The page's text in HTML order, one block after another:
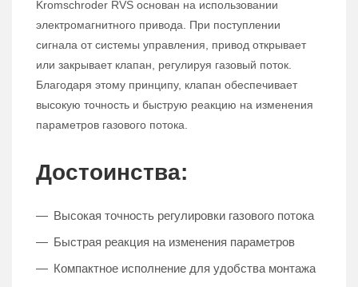
Kromschroder RVS основан на использовании
электромагнитного привода. При поступлении
сигнала от системы управления, привод открывает
или закрывает клапан, регулируя газовый поток.
Благодаря этому принципу, клапан обеспечивает
высокую точность и быструю реакцию на изменения
параметров газового потока.
Достоинства:
Высокая точность регулировки газового потока
Быстрая реакция на изменения параметров
Компактное исполнение для удобства монтажа